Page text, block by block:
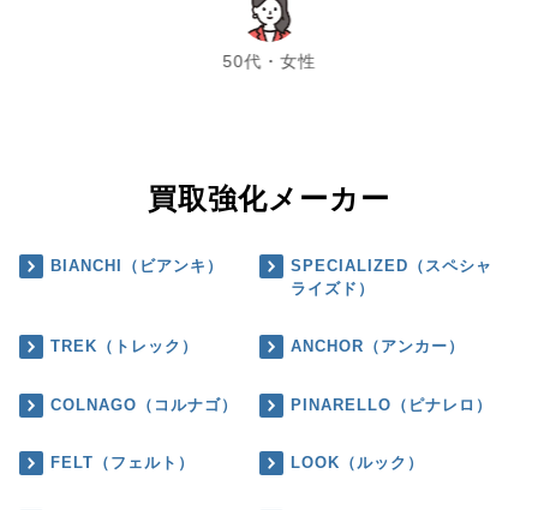
50代・女性
chevron_left chevron_right
買取強化メーカー
BIANCHI（ビアンキ）
SPECIALIZED（スペシャ
ライズド）
TREK（トレック） ANCHOR（アンカー）
COLNAGO（コルナゴ） PINARELLO（ピナレロ）
FELT（フェルト） LOOK（ルック）